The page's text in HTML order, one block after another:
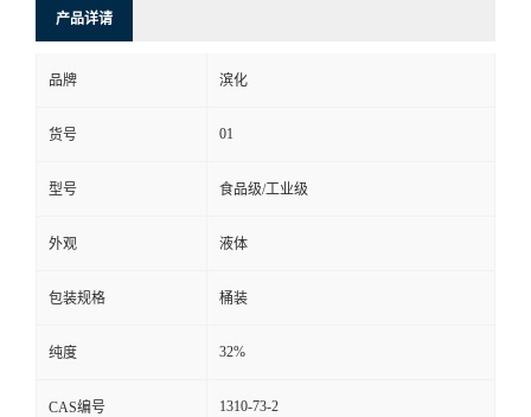
产品详请
品牌 滨化
货号 01
型号 食品级/工业级
外观 液体
包装规格 桶装
纯度 32%
CAS编号 1310-73-2